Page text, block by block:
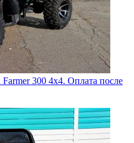
300 4х4. Оплата после